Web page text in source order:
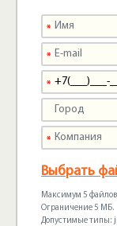
Выбрать
Максимум 5
Ограничение 5 МБ.
Допустимые типы: